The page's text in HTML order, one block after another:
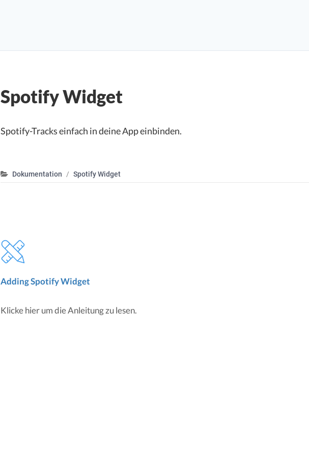
Spotify Widget
Spotify-Tracks einfach in deine App einbinden.
Dokumentation Spotify Widget
Adding Spotify Widget
Klicke hier um die Anleitung zu lesen.